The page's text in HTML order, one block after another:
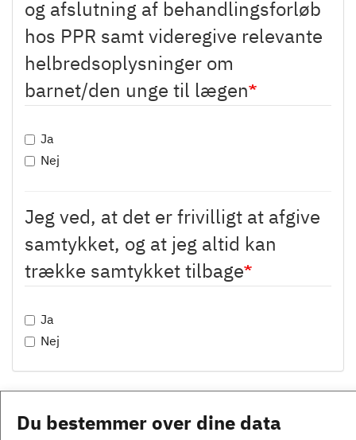
og afslutning af behandlingsforløb
hos PPR samt videregive relevante
helbredsoplysninger om
barnet/den unge til lægen
Ja
Nej
Jeg ved, at det er frivilligt at afgive
samtykket, og at jeg altid kan
trække samtykket tilbage
Ja
Nej
Du bestemmer over dine data